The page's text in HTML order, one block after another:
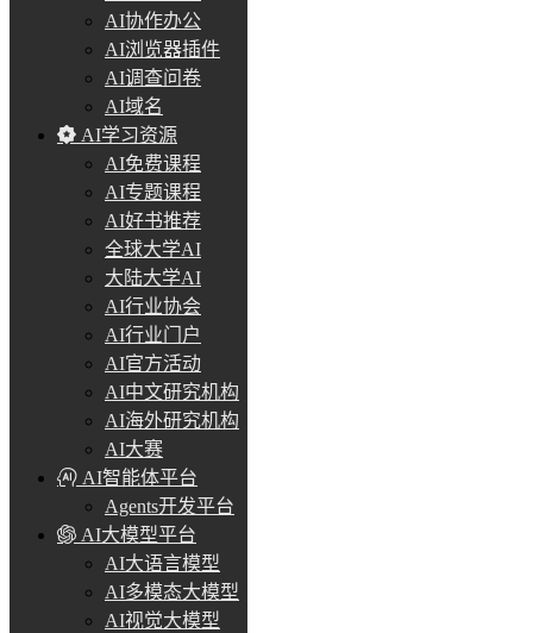
AI协作办公
AI浏览器插件
AI调查问卷
AI域名
AI学习资源
AI免费课程
AI专题课程
AI好书推荐
全球大学AI
大陆大学AI
AI行业协会
AI行业门户
AI官方活动
AI中文研究机构
AI海外研究机构
AI大赛
AI智能体平台
Agents开发平台
AI大模型平台
AI大语言模型
AI多模态大模型
AI视觉大模型